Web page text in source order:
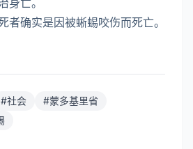
身亡。
者确实是因被蜥蜴咬伤而死亡。
#社会 #蒙多基里省